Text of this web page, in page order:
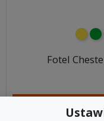
żółty
Fotel